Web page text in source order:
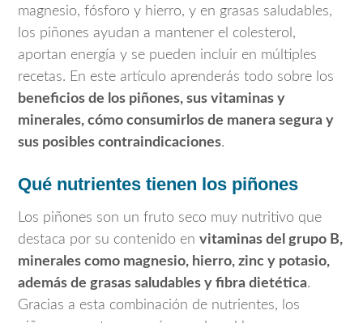
magnesio, fósforo y hierro, y en grasas saludables,
los piñones ayudan a mantener el colesterol,
aportan energía y se pueden incluir en múltiples
recetas. En este artículo aprenderás todo sobre los
beneficios de los piñones, sus vitaminas y
minerales, cómo consumirlos de manera segura y
sus posibles contraindicaciones.
Qué nutrientes tienen los piñones
Los piñones son un fruto seco muy nutritivo que
destaca por su contenido en vitaminas del grupo B,
minerales como magnesio, hierro, zinc y potasio,
además de grasas saludables y fibra dietética.
Gracias a esta combinación de nutrientes, los